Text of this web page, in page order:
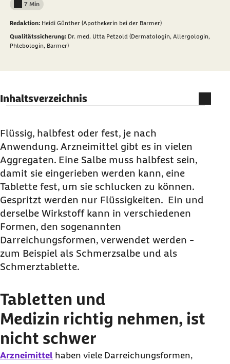
Lesedauer weniger als
7 Min
Redaktion: Heidi Günther (Apothekerin bei der Barmer)
Qualitätssicherung: Dr. med. Utta Petzold (Dermatologin, Allergologin,
Phlebologin, Barmer)
Inhaltsverzeichnis
schwer
Arzneimittel und Medikamente können
verschiedene Formen haben
Flüssig, halbfest oder fest, je nach
Anwendung. Arzneimittel gibt es in vielen
Aggregaten. Eine Salbe muss halbfest sein,
damit sie eingerieben werden kann, eine
Tablette fest, um sie schlucken zu können.
Gespritzt werden nur Flüssigkeiten. Ein und
derselbe Wirkstoff kann in verschiedenen
Formen, den sogenannten
Darreichungsformen, verwendet werden -
zum Beispiel als Schmerzsalbe und als
Schmerztablette.
Tabletten und
Medizin richtig nehmen, ist
nicht schwer
Arzneimittel haben viele Darreichungsformen,